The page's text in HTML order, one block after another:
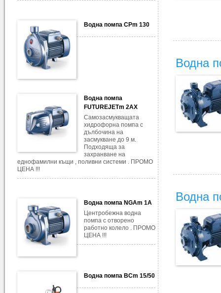
Водна помпа CPm 130
Водна помпа
FUTUREJETm 2AX
Самозасмукващата
хидрофорна помпа с
дълбочина на
засмукване до 9 м.
Подходяща за
захранване на
еднофамилни къщи , поливни системи . ПРОМО
ЦЕНА !!!
Водна помпа NGAm 1A
Центробежна водна
помпа с отворено
работно колело . ПРОМО
ЦЕНА !!!
Водна помпа BCm 15/50
Водна
Водна